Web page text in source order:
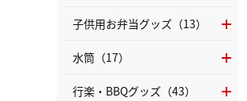
子供用お弁当グッズ（13）
水筒（17）
行楽・BBQグッズ（43）